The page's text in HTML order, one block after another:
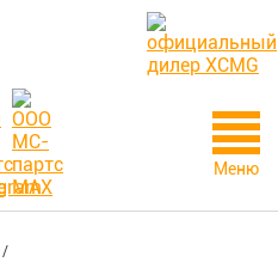
Меню
/